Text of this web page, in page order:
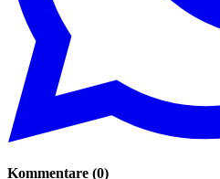
Kommentare (0)